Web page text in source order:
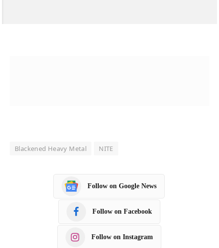
Blackened Heavy Metal NITE
Follow on Google News
Follow on Facebook
Follow on Instagram